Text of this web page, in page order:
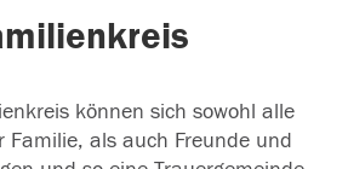
können sich sowohl alle
Familie, als auch Freunde und